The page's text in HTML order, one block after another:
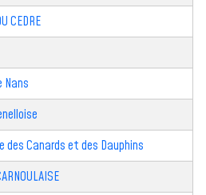
CEDRE
Nans
des Canards et des Dauphins